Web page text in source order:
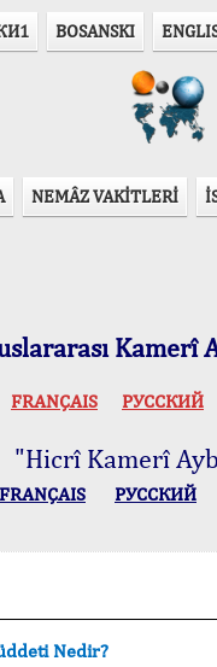
BOSANSKI
NEMÂZ VAKİTLERİ
Kamerî
FRANÇAIS РУССКИЙ
"Hicrî Kamerî
FRANÇAIS РУССКИЙ
Nedir?